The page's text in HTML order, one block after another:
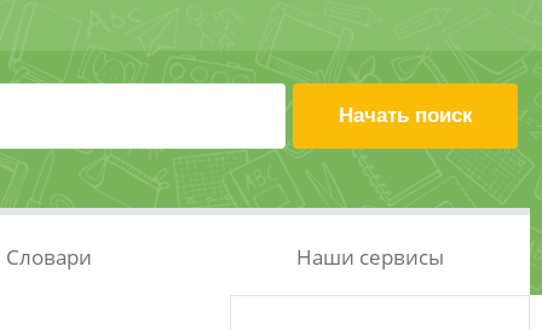
Словари Наши сервисы